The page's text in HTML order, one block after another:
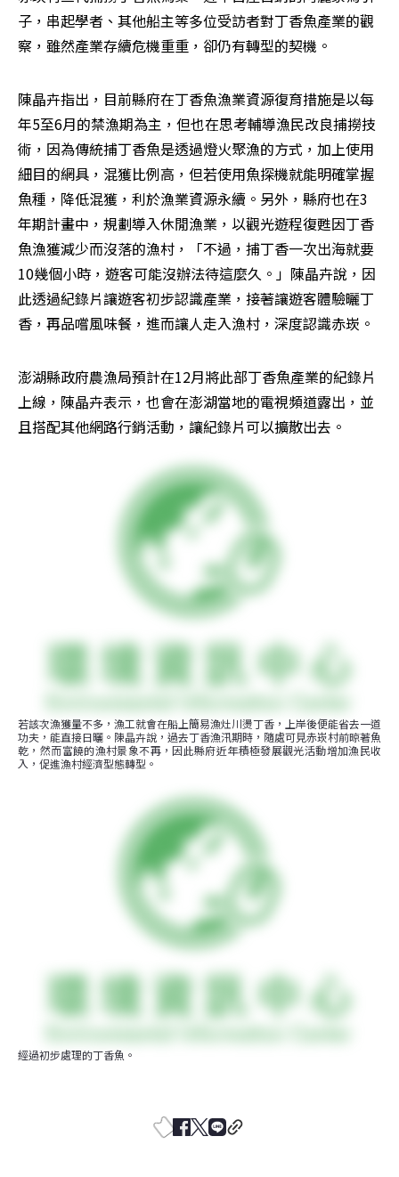
子，串起學者、其他船主等多位受訪者對丁香魚產業的觀
察，雖然產業存續危機重重，卻仍有轉型的契機。
陳晶卉指出，目前縣府在丁香魚漁業資源復育措施是以每
年5至6月的禁漁期為主，但也在思考輔導漁民改良捕撈技
術，因為傳統捕丁香魚是透過燈火聚漁的方式，加上使用
細目的網具，混獲比例高，但若使用魚探機就能明確掌握
魚種，降低混獲，利於漁業資源永續。另外，縣府也在3
年期計畫中，規劃導入休閒漁業，以觀光遊程復甦因丁香
魚漁獲減少而沒落的漁村，「不過，捕丁香一次出海就要
10幾個小時，遊客可能沒辦法待這麼久。」陳晶卉說，因
此透過紀錄片讓遊客初步認識產業，接著讓遊客體驗曬丁
香，再品嚐風味餐，進而讓人走入漁村，深度認識赤崁。
澎湖縣政府農漁局預計在12月將此部丁香魚產業的紀錄片
上線，陳晶卉表示，也會在澎湖當地的電視頻道露出，並
且搭配其他網路行銷活動，讓紀錄片可以擴散出去。
若該次漁獲量不多，漁工就會在船上簡易漁灶川燙丁香，上岸後便能省去一道
功夫，能直接日曬。陳晶卉說，過去丁香漁汛期時，隨處可見赤崁村前晾著魚
乾，然而富饒的漁村景象不再，因此縣府近年積極發展觀光活動增加漁民收
入，促進漁村經濟型態轉型。
經過初步處理的丁香魚。